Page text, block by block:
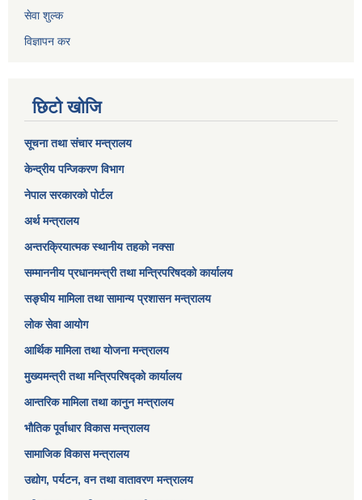
सेवा शुल्क
विज्ञापन कर
छिटो खोजि
सूचना तथा संचार मन्त्रालय
केन्द्रीय पन्जिकरण विभाग
नेपाल सरकारको पोर्टल
अर्थ मन्त्रालय
अन्तरक्रियात्मक स्थानीय तहको नक्सा
सम्माननीय प्रधानमन्त्री तथा मन्त्रिपरिषद‌को कार्यालय
सङ्‍घीय मामिला तथा सामान्य प्रशासन मन्त्रालय
लोक सेवा आयोग
आर्थिक मामिला तथा योजना मन्त्रालय​
मुख्यमन्त्री तथा मन्त्रिपरिषद्को कार्यालय
आन्तरिक मामिला तथा कानुन मन्त्रालय
भौतिक पूर्वाधार विकास मन्त्रालय
सामाजिक विकास मन्त्रालय
उद्योग, पर्यटन, वन तथा वातावरण मन्त्रालय